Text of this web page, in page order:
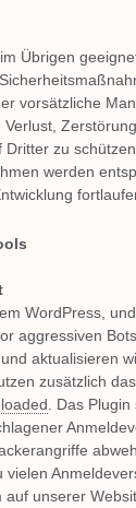
Übrigen
vorsätzliche
Dritter zu
werden
WordPress,
aggressiven
aktualisieren
zusätzlich
. Das
vielen
auf unserer